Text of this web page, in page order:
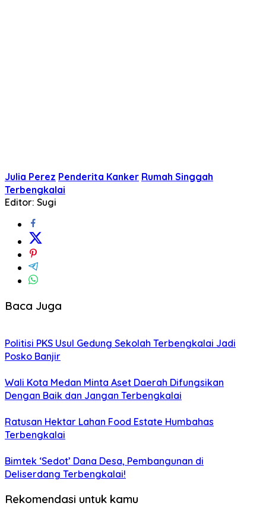
Julia Perez Penderita Kanker Rumah Singgah
Terbengkalai
Editor: Sugi
Baca Juga
Politisi PKS Usul Gedung Sekolah Terbengkalai Jadi
Posko Banjir
Wali Kota Medan Minta Aset Daerah Difungsikan
Dengan Baik dan Jangan Terbengkalai
Ratusan Hektar Lahan Food Estate Humbahas
Terbengkalai
Bimtek ‘Sedot’ Dana Desa, Pembangunan di
Deliserdang Terbengkalai!
Rekomendasi untuk kamu